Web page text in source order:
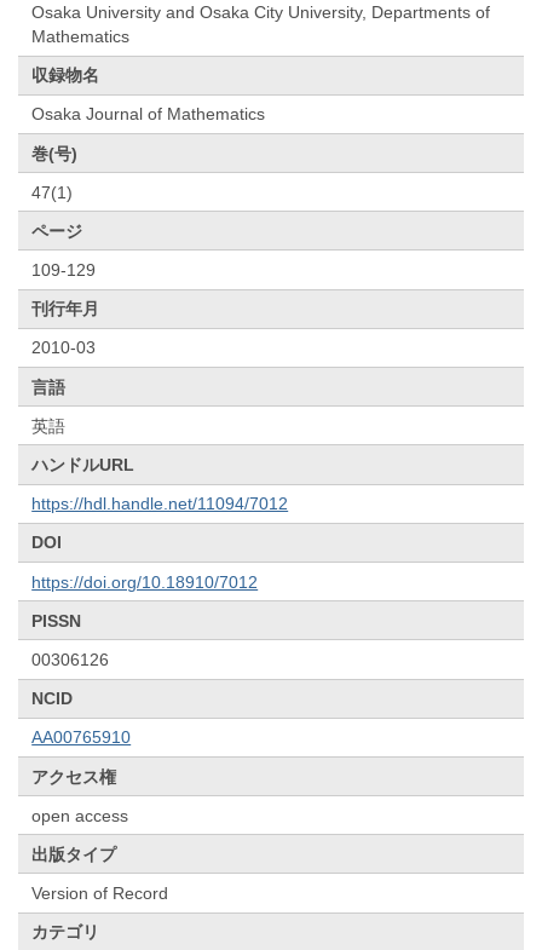
Osaka University and Osaka City University, Departments of
Mathematics
収録物名
Osaka Journal of Mathematics
巻(号)
47(1)
ページ
109-129
刊行年月
2010-03
言語
英語
ハンドルURL
https://hdl.handle.net/11094/7012
DOI
https://doi.org/10.18910/7012
PISSN
00306126
NCID
AA00765910
アクセス権
open access
出版タイプ
Version of Record
カテゴリ